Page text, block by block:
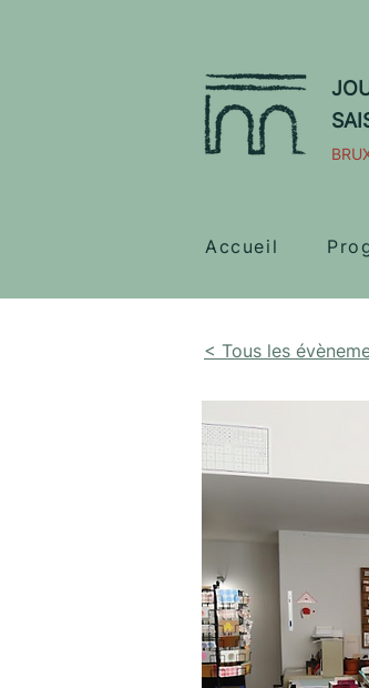
Accueil
< Tous les